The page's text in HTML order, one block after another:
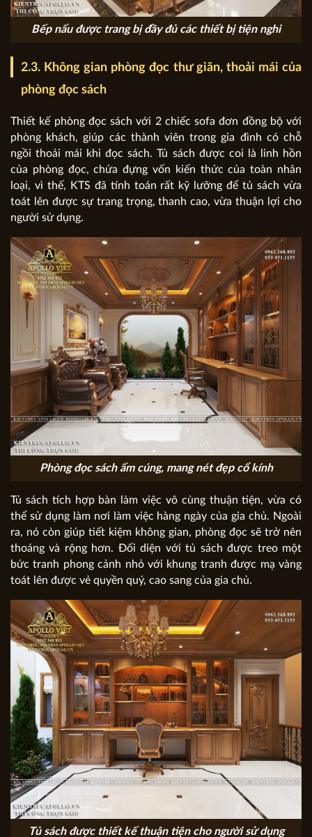
Bếp nấu được trang bị đầy đủ các thiết bị tiện nghi
2.3. Không gian phòng đọc thư giãn, thoải mái của
phòng đọc sách
Thiết kế phòng đọc sách với 2 chiếc sofa đơn đồng bộ với
phòng khách, giúp các thành viên trong gia đình có chỗ
ngồi thoải mái khi đọc sách. Tủ sách được coi là linh hồn
của phòng đọc, chứa đựng vốn kiến thức của toàn nhân
loại, vì thế, KTS đã tính toán rất kỹ lưỡng để tủ sách vừa
toát lên được sự trang trọng, thanh cao, vừa thuận lợi cho
người sử dụng.
Phòng đọc sách ấm cúng, mang nét đẹp cổ kính
Tủ sách tích hợp bàn làm việc vô cùng thuận tiện, vừa có
thể sử dụng làm nơi làm việc hàng ngày của gia chủ. Ngoài
ra, nó còn giúp tiết kiệm không gian, phòng đọc sẽ trở nên
thoáng và rộng hơn. Đối diện với tủ sách được treo một
bức tranh phong cảnh nhỏ với khung tranh được mạ vàng
toát lên được vẻ quyền quý, cao sang của gia chủ.
Tủ sách được thiết kế thuận tiện cho người sử dụng